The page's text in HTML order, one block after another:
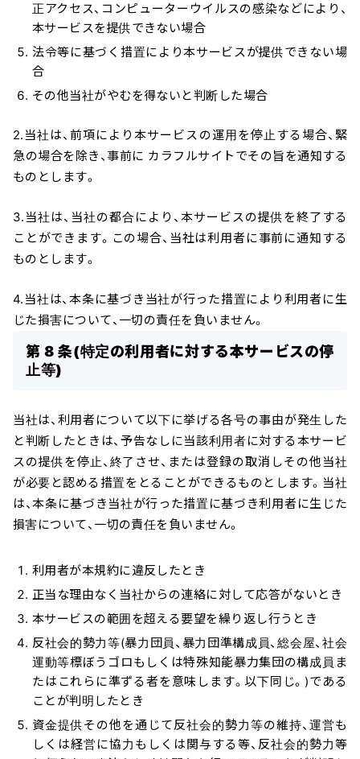
正アクセス、コンピューターウイルスの感染などにより、
本サービスを提供できない場合
法令等に基づく措置により本サービスが提供できない場
合
その他当社がやむを得ないと判断した場合
2.当社は、前項により本サービスの運用を停止する場合、緊
急の場合を除き、事前に カラフルサイトでその旨を通知する
ものとします。
3.当社は、当社の都合により、本サービスの提供を終了する
ことができます。この場合、当社は利用者に事前に通知する
ものとします。
4.当社は、本条に基づき当社が行った措置により利用者に生
じた損害について、一切の責任を負いません。
第 8 条(特定の利用者に対する本サービスの停
止等)
当社は、利用者について以下に挙げる各号の事由が発生した
と判断したときは、予告なしに当該利用者に対する本サービ
スの提供を停止、終了させ、または登録の取消しその他当社
が必要と認める措置をとることができるものとします。当社
は、本条に基づき当社が行った措置に基づき利用者に生じた
損害について、一切の責任を負いません。
利用者が本規約に違反したとき
正当な理由なく当社からの連絡に対して応答がないとき
本サービスの範囲を超える要望を繰り返し行うとき
反社会的勢力等(暴力団員、暴力団準構成員、総会屋、社会
運動等標ぼうゴロもしくは特殊知能暴力集団の構成員ま
たはこれらに準ずる者を意味します。以下同じ。)である
ことが判明したとき
資金提供その他を通じて反社会的勢力等の維持、運営も
しくは経営に協力もしくは関与する等、反社会的勢力等